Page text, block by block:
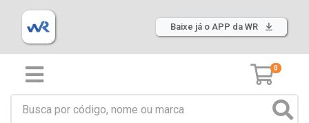
Baixe já o APP da WR
0